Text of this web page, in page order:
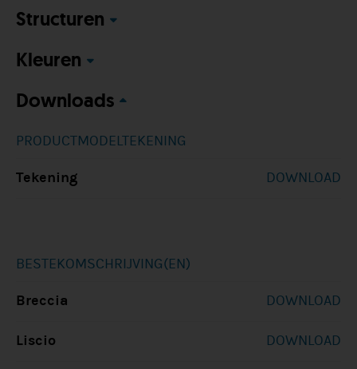
Structuren
Kleuren
Downloads
PRODUCTMODELTEKENING
Tekening DOWNLOAD
BESTEKOMSCHRIJVING(EN)
Breccia DOWNLOAD
Liscio DOWNLOAD